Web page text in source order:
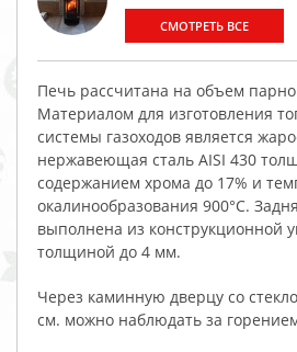
СМОТРЕТЬ ВСЕ
Печь рассчитана на объем
Материалом для изготовления
системы газоходов является
нержавеющая сталь AISI 430
содержанием хрома до 17% и
окалинообразования 900°C.
выполнена из конструкционной
толщиной до 4 мм.
Через каминную дверцу со
см. можно наблюдать за